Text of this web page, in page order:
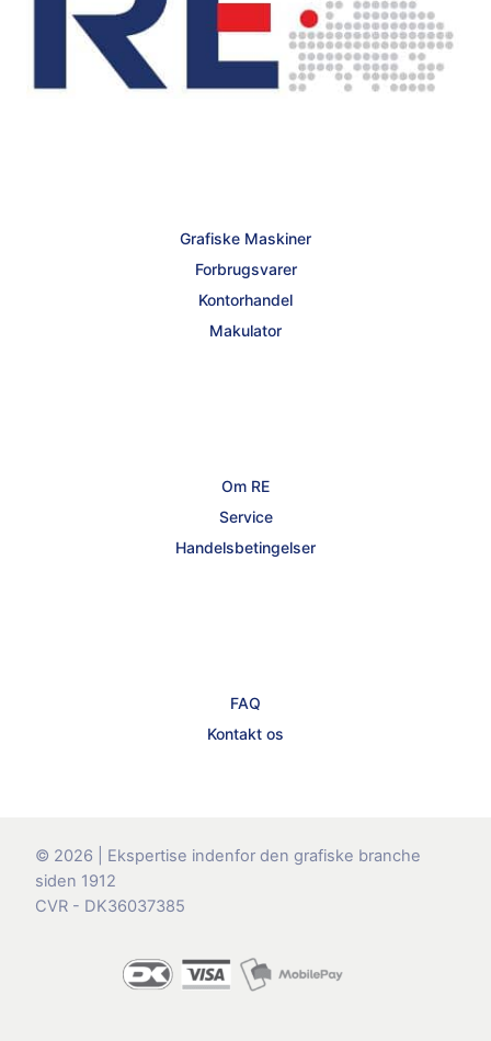
Grafiske Maskiner
Forbrugsvarer
Kontorhandel
Makulator
Om RE
Service
Handelsbetingelser
FAQ
Kontakt os
© 2026 | Ekspertise indenfor den grafiske branche
siden 1912
CVR - DK36037385